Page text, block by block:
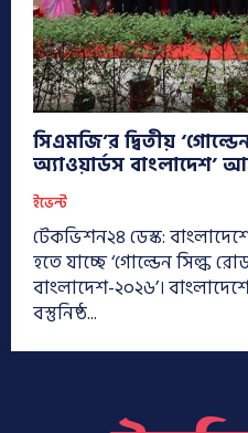
সিএমজি’র দ্বিতীয়
অ্যাওয়ার্ডস বাংলাদেশ’
ইভেন্ট
টেকভিশন২৪ ডেস্ক:
হতে যাচ্ছে ‘গোল্ডেন সিল্ক
বাংলাদেশ-২০২৬’।
বস্তুনিষ্ঠ...